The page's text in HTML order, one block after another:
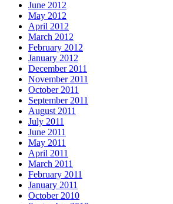
June 2012
May 2012
April 2012
March 2012
February 2012
January 2012
December 2011
November 2011
October 2011
September 2011
August 2011
July 2011
June 2011
May 2011
April 2011
March 2011
February 2011
January 2011
October 2010